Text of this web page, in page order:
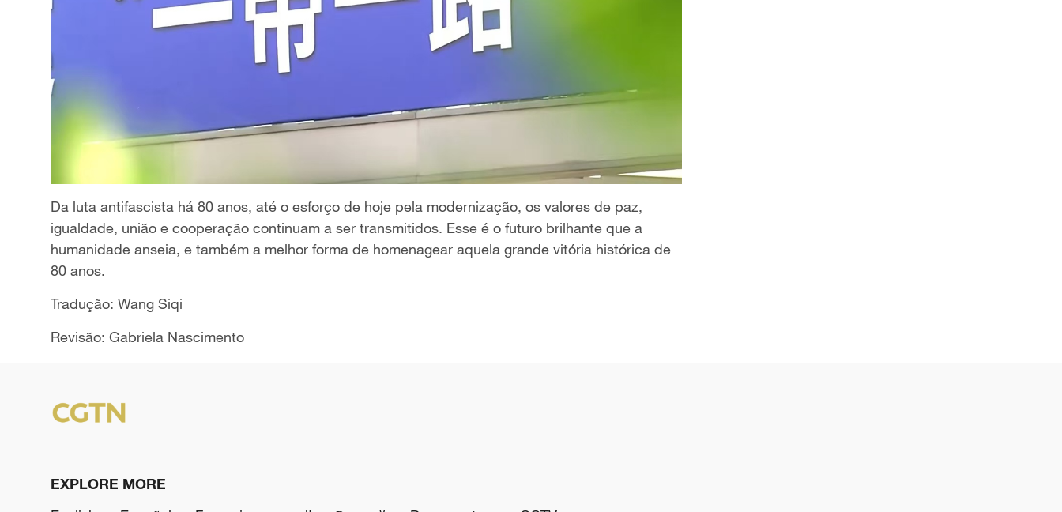
Da luta antifascista há 80 anos, até o esforço de hoje pela modernização, os valores de paz,
igualdade, união e cooperação continuam a ser transmitidos. Esse é o futuro brilhante que a
humanidade anseia, e também a melhor forma de homenagear aquela grande vitória histórica de
80 anos.
Tradução: Wang Siqi
Revisão: Gabriela Nascimento
EXPLORE MORE